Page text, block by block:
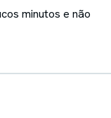
minutos e não